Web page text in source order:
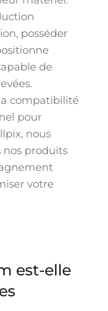
posséder
de
compatibilité
pour
nous
nos produits
votre
est-elle